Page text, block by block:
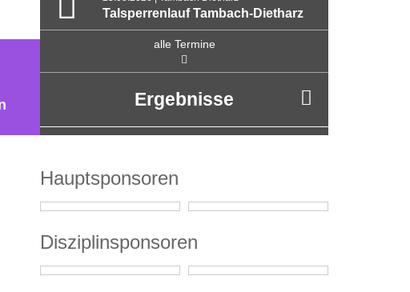
Talsperrenlauf Tambach-Dietharz
alle Termine
Ergebnisse
Hauptsponsoren
Disziplinsponsoren